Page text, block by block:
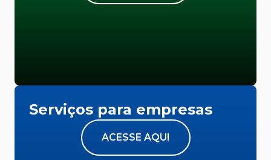
Serviços para empresas
ACESSE AQUI